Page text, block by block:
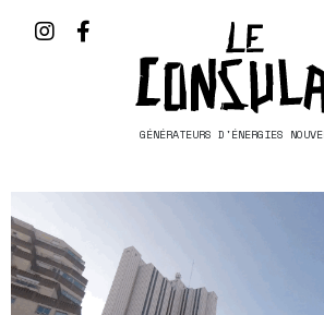
GÉNÉRATEURS D'ÉNERGIES